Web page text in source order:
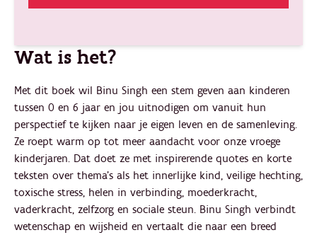
Wat is het?
Met dit boek wil Binu Singh een stem geven aan kinderen
tussen 0 en 6 jaar en jou uitnodigen om vanuit hun
perspectief te kijken naar je eigen leven en de samenleving.
Ze roept warm op tot meer aandacht voor onze vroege
kinderjaren. Dat doet ze met inspirerende quotes en korte
teksten over thema’s als het innerlijke kind, veilige hechting,
toxische stress, helen in verbinding, moederkracht,
vaderkracht, zelfzorg en sociale steun. Binu Singh verbindt
wetenschap en wijsheid en vertaalt die naar een breed